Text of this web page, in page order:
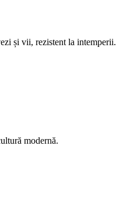
și vii, rezistent la intemperii.
modernă.